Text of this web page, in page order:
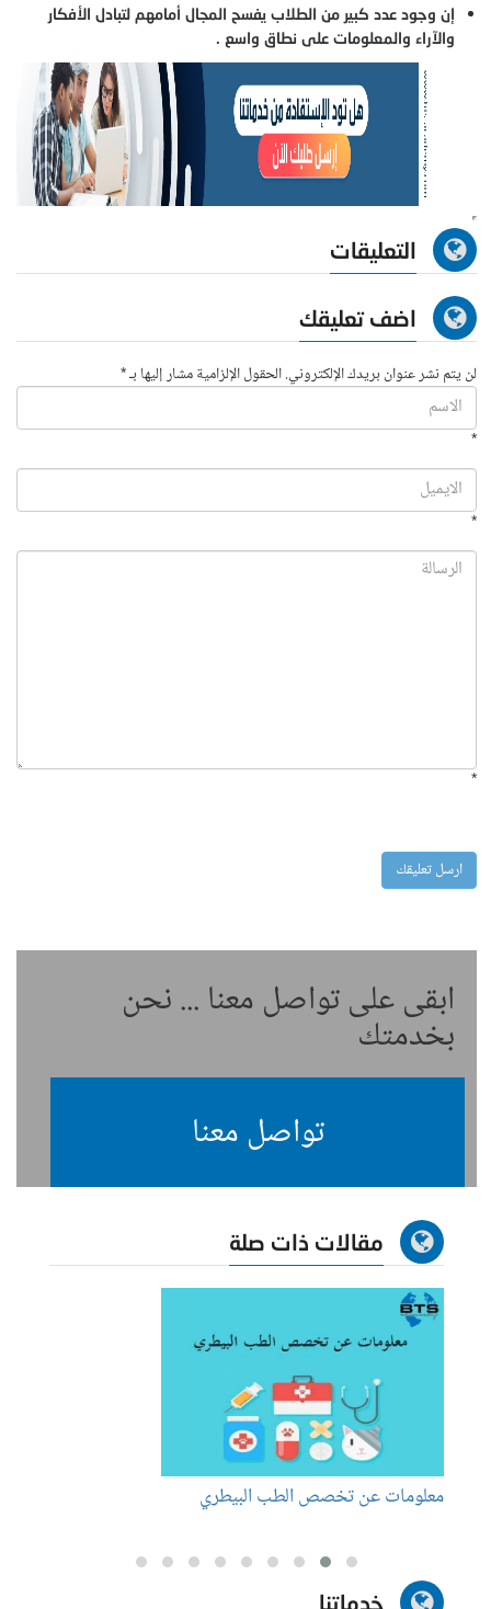
إن وجود عدد كبير من الطلاب يفسح المجال أمامهم لتبادل الأفكار
والآراء والمعلومات على نطاق واسع .
التعليقات
اضف تعليقك
لن يتم نشر عنوان بريدك الإلكتروني. الحقول الإلزامية مشار إليها بـ *
*
*
*
ابقى على تواصل معنا ... نحن
بخدمتك
تواصل معنا
مقالات ذات صلة
معلومات عن تخصص الطب البيطري
خدماتنا